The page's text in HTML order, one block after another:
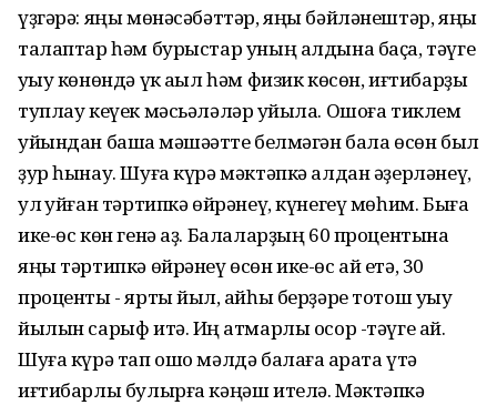
үҙгәрә: яңы мөнәсәбәттәр, яңы бәйләнештәр, яңы
талаптар һәм бурыстар уның алдына баҫа, тәүге
уҡыу көнөндә үк аҡыл һәм физик көсөн, иғтибарҙы
туплау кеүек мәсьәләләр ҡуйыла. Ошоға тиклем
уйындан башҡа мәшәҡәтте белмәгән бала өсөн был
ҙур һынау. Шуға күрә мәктәпкә алдан әҙерләнеү,
ул ҡуйған тәртипкә өйрәнеү, күнегеү мөһим. Быға
ике-өс көн генә аҙ. Балаларҙың 60 процентына
яңы тәртипкә өйрәнеү өсөн ике-өс ай етә, 30
проценты - ярты йыл, ҡайһы берҙәре тотош уҡыу
йылын сарыф итә. Иң ҡатмарлы осор -тәүге ай.
Шуға күрә тап ошо мәлдә балаға ҡарата үтә
иғтибарлы булырға кәңәш ителә. Мәктәпкә